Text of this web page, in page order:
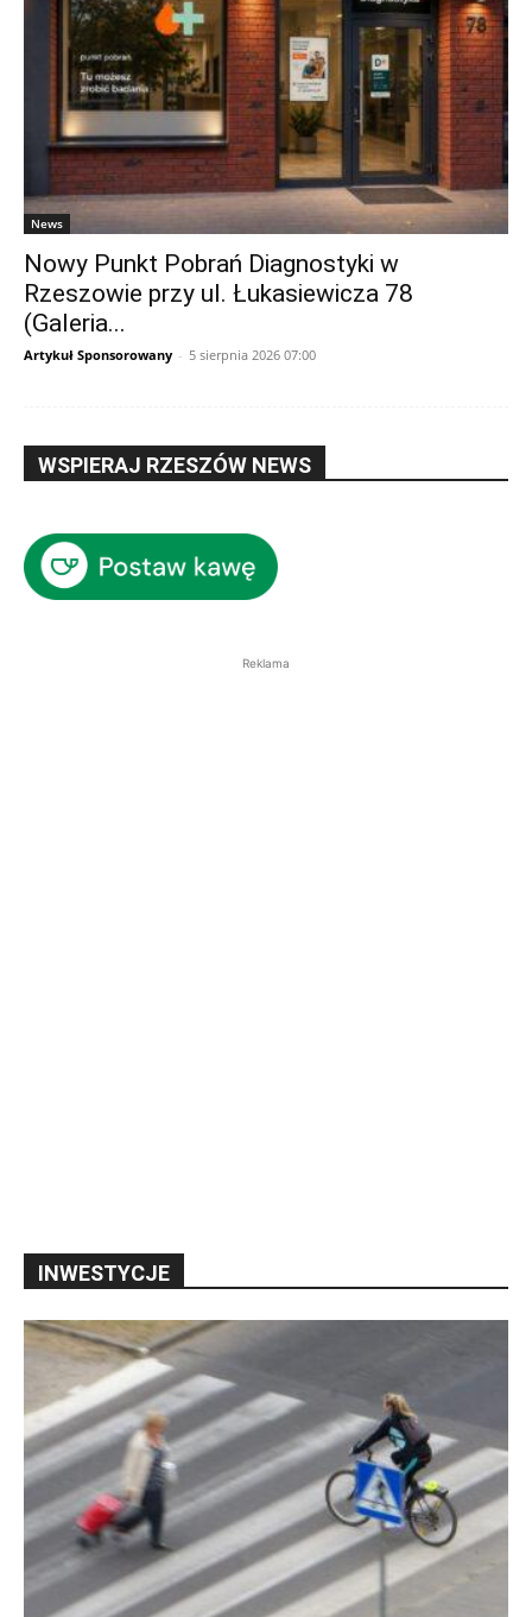
News
Nowy Punkt Pobrań Diagnostyki w
Rzeszowie przy ul. Łukasiewicza 78
(Galeria...
Artykuł Sponsorowany - 5 sierpnia 2026 07:00
WSPIERAJ RZESZÓW NEWS
Reklama
INWESTYCJE